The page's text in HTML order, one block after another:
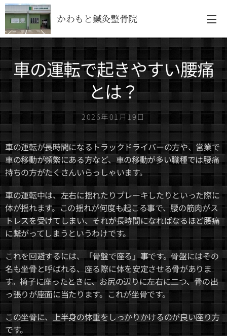
かわもと鍼灸整骨院
車の運転で起きやすい腰痛
とは？
2026年01月19日
車の運転が長時間になるトラックドライバーの方や、営業で
車の移動が頻繁にある方など、車の移動が多い職種では腰痛
持ちの方がたくさんいらっしゃいます。
車の運転中は、左右に揺れたりブレーキしたりといった際に
体が揺れます。この揺れが何度も起こる事で、腰の筋肉がス
トレスを受けてしまい、それが長時間になればなるほど腰痛
に繋がってしまうというわけです。
これを回避するには、「骨盤で座る」事です。骨盤にはその
名も坐骨と呼ばれる、座る際に体を安定させる骨がありま
す。椅子に座ったときに、お尻の辺りに左右に二つ、骨の出
っ張りが座面に当たります。これが坐骨です。
この坐骨に、上半身の体重をしっかりかけるのが良い座り方
です。